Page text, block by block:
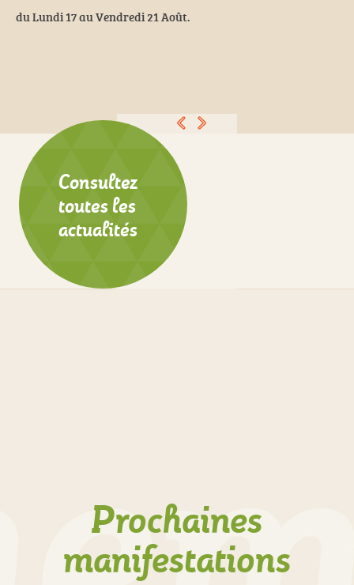
du Lundi 17 au Vendredi 21 Août.
Consultez
toutes les
actualités
Prochaines
manifestations